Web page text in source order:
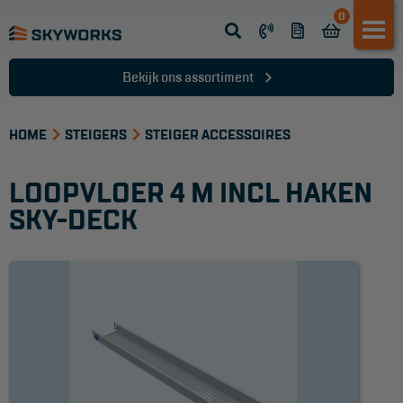
0
Opsteek ladder
Schuifladder
Telescopische ladder
Ladder accessoires
Bekijk ons assortiment
HOME STEIGERS STEIGER ACCESSOIRES
LOOPVLOER 4 M INCL HAKEN
SKY-DECK